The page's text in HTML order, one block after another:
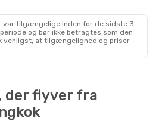
var tilgængelige inden for de sidste 3
og bør ikke betragtes som den
venligst, at tilgængelighed og priser
der flyver fra